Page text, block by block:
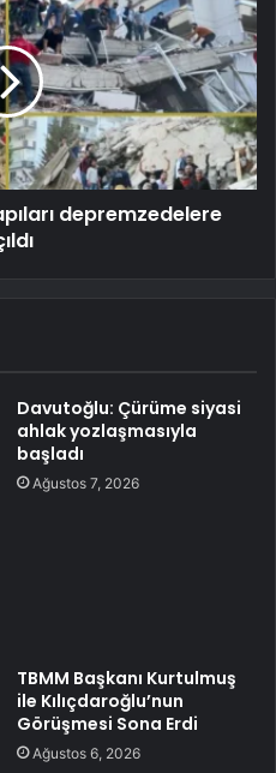
depremzedelere
Davutoğlu: Çürüme siyasi
ahlak yozlaşmasıyla
başladı
Ağustos 7, 2026
TBMM Başkanı Kurtulmuş
ile Kılıçdaroğlu’nun
Görüşmesi Sona Erdi
Ağustos 6, 2026